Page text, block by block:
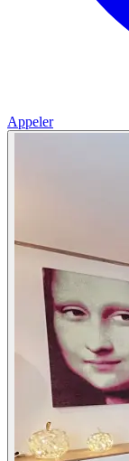
Appeler